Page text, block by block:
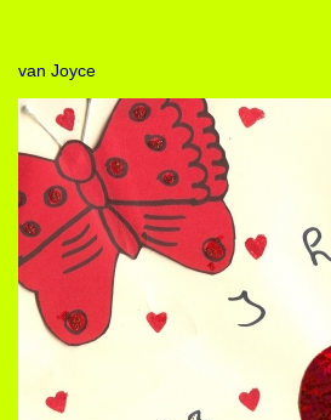
van Joyce